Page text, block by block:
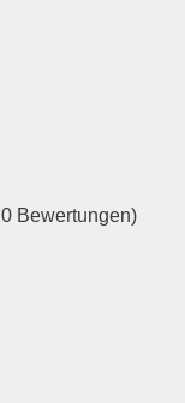
Bewertungen)